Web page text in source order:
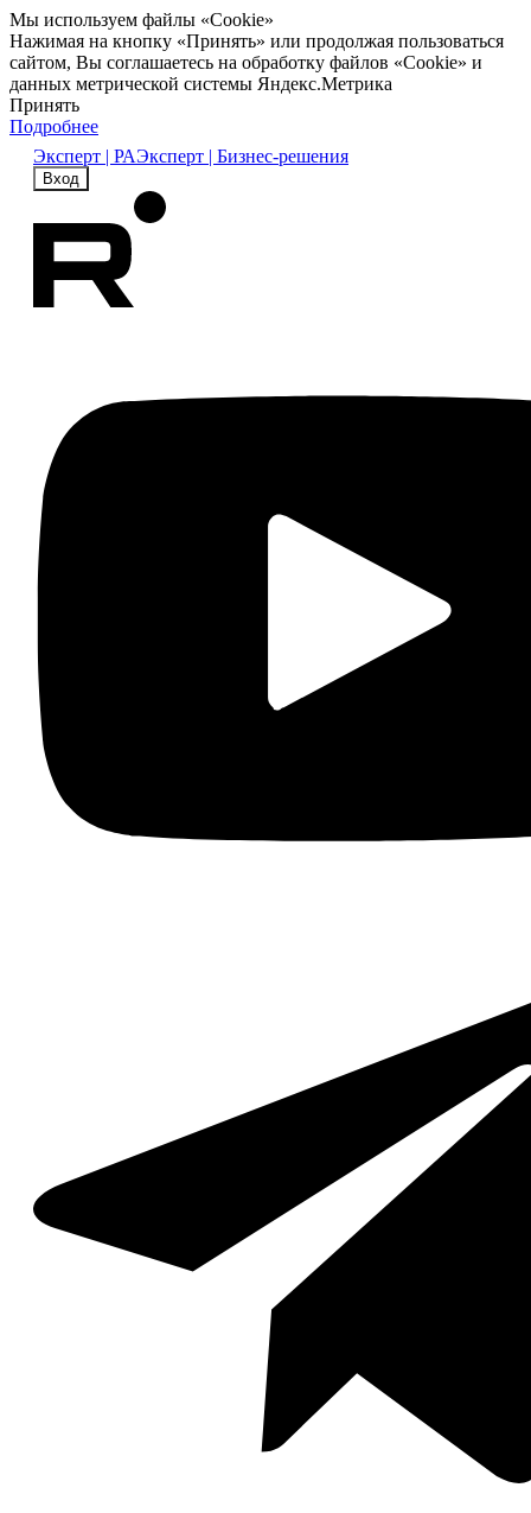
Мы используем файлы «Cookie»
Нажимая на кнопку «Принять» или продолжая пользоваться
сайтом, Вы соглашаетесь на обработку файлов «Cookie» и
данных метрической системы Яндекс.Метрика
Принять
Подробнее
Эксперт | РАЭксперт | Бизнес-решения
Вход